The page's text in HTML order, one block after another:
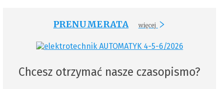
PRENUMERATA więcej
Chcesz otrzymać nasze czasopismo?